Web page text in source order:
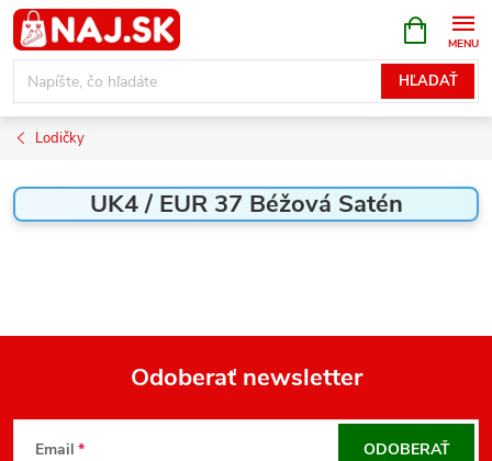
Prejsť
na
obsah
HĽADAŤ
KOŠÍK
Lodičky
UK4 / EUR 37 Béžová Satén
Odoberať newsletter
Email ODOBERAŤ